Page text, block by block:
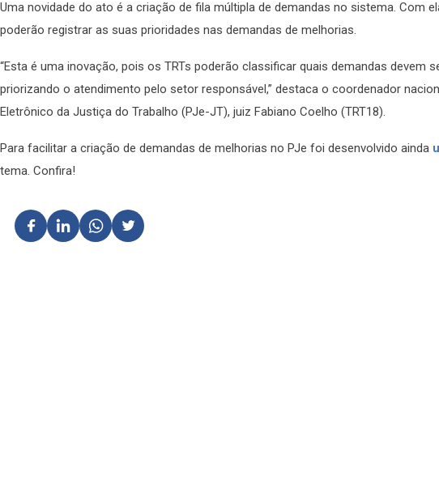
Uma novidade do ato é a criação de fila múltipla de demandas no sistema. Com
poderão registrar as suas prioridades nas demandas de melhorias.
“Esta é uma inovação, pois os TRTs poderão classificar quais demandas devem
priorizando o atendimento pelo setor responsável,” destaca o coordenador
Eletrônico da Justiça do Trabalho (PJe-JT), juiz Fabiano Coelho (TRT18).
Para facilitar a criação de demandas de melhorias no PJe foi desenvolvido ainda
tema. Confira!